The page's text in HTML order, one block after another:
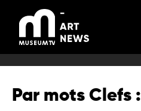
contenu
Par mots Clefs :